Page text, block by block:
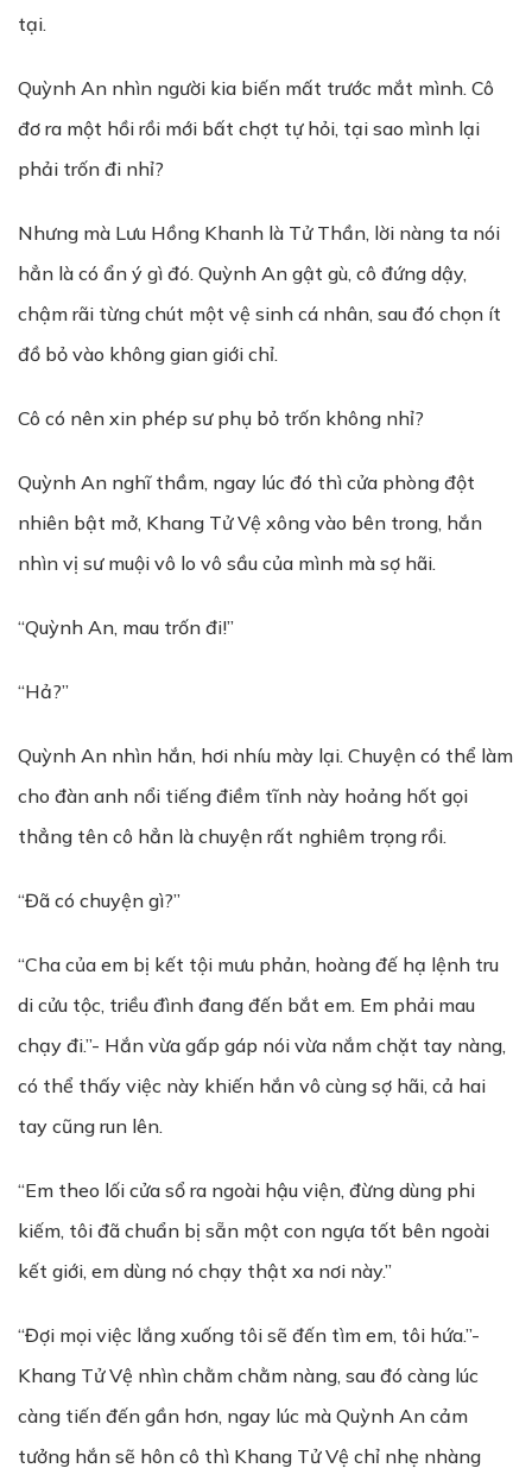
tại.
Quỳnh An nhìn người kia biến mất trước mắt mình. Cô
đơ ra một hồi rồi mới bất chợt tự hỏi, tại sao mình lại
phải trốn đi nhỉ?
Nhưng mà Lưu Hồng Khanh là Tử Thần, lời nàng ta nói
hẳn là có ẩn ý gì đó. Quỳnh An gật gù, cô đứng dậy,
chậm rãi từng chút một vệ sinh cá nhân, sau đó chọn ít
đồ bỏ vào không gian giới chỉ.
Cô có nên xin phép sư phụ bỏ trốn không nhỉ?
Quỳnh An nghĩ thầm, ngay lúc đó thì cửa phòng đột
nhiên bật mở, Khang Tử Vệ xông vào bên trong, hắn
nhìn vị sư muội vô lo vô sầu của mình mà sợ hãi.
“Quỳnh An, mau trốn đi!”
“Hả?”
Quỳnh An nhìn hắn, hơi nhíu mày lại. Chuyện có thể làm
cho đàn anh nổi tiếng điềm tĩnh này hoảng hốt gọi
thẳng tên cô hẳn là chuyện rất nghiêm trọng rồi.
“Đã có chuyện gì?”
“Cha của em bị kết tội mưu phản, hoàng đế hạ lệnh tru
di cửu tộc, triều đình đang đến bắt em. Em phải mau
chạy đi.”- Hắn vừa gấp gáp nói vừa nắm chặt tay nàng,
có thể thấy việc này khiến hắn vô cùng sợ hãi, cả hai
tay cũng run lên.
“Em theo lối cửa sổ ra ngoài hậu viện, đừng dùng phi
kiếm, tôi đã chuẩn bị sẵn một con ngựa tốt bên ngoài
kết giới, em dùng nó chạy thật xa nơi này.”
“Đợi mọi việc lắng xuống tôi sẽ đến tìm em, tôi hứa.”-
Khang Tử Vệ nhìn chằm chằm nàng, sau đó càng lúc
càng tiến đến gần hơn, ngay lúc mà Quỳnh An cảm
tưởng hắn sẽ hôn cô thì Khang Tử Vệ chỉ nhẹ nhàng